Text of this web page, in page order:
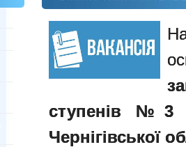
ступенів №3
Чернігівської